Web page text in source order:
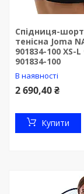
Спідниця-
тенісна Joma
901834-100 XS-
901834-100
В наявності
2 690,40 ₴
Купити